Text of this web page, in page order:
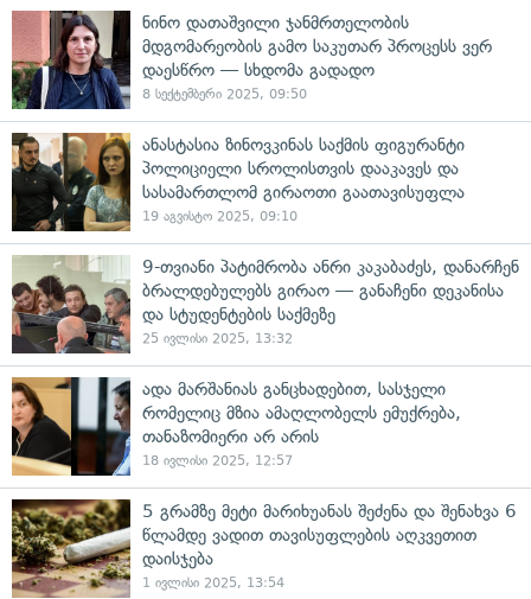
ნინო დათაშვილი ჯანმრთელობის
მდგომარეობის გამო საკუთარ პროცესს ვერ
დაესწრო — სხდომა გადადო
8 სექტემბერი 2025, 09:50
ანასტასია ზინოვკინას საქმის ფიგურანტი
პოლიციელი სროლისთვის დააკავეს და
სასამართლომ გირაოთი გაათავისუფლა
19 აგვისტო 2025, 09:10
9-თვიანი პატიმრობა ანრი კაკაბაძეს, დანარჩენ
ბრალდებულებს გირაო — განაჩენი დეკანისა
და სტუდენტების საქმეზე
25 ივლისი 2025, 13:32
ადა მარშანიას განცხადებით, სასჯელი
რომელიც მზია ამაღლობელს ემუქრება,
თანაზომიერი არ არის
18 ივლისი 2025, 12:57
5 გრამზე მეტი მარიხუანას შეძენა და შენახვა 6
წლამდე ვადით თავისუფლების აღკვეთით
დაისჯება
1 ივლისი 2025, 13:54